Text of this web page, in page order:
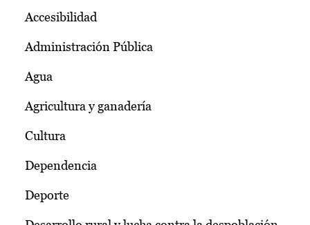
Accesibilidad
Administración Pública
Agua
Agricultura y ganadería
Cultura
Dependencia
Deporte